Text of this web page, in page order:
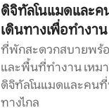
ดิจิทัลโนแมดและ
เดินทางเพื่อทำงาน
ที่พักสะดวกสบายพร้
และพื้นที่ทำงาน เหม
ดิจิทัลโนแมดและคน
ทางไกล